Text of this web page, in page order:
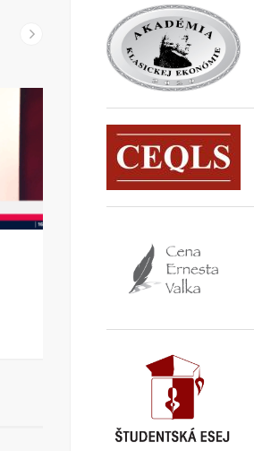
TA3: Konečne prišiel deň,
kedy už pracujeme pre
KI KOMENTUJE
25. AUGUSTA